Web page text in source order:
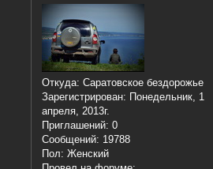
Откуда: Саратовское бездорожье
Зарегистрирован: Понедельник, 1
апреля, 2013г.
Приглашений: 0
Сообщений: 19788
Пол: Женский